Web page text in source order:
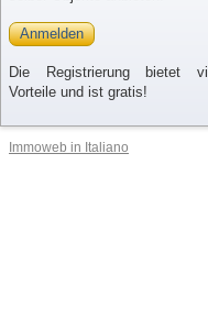
Anmelden
Die Registrierung bietet
Vorteile und ist gratis!
Immoweb in Italiano